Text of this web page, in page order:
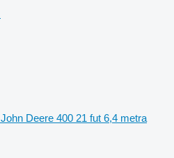
John Deere 400 21 fut 6,4 metra